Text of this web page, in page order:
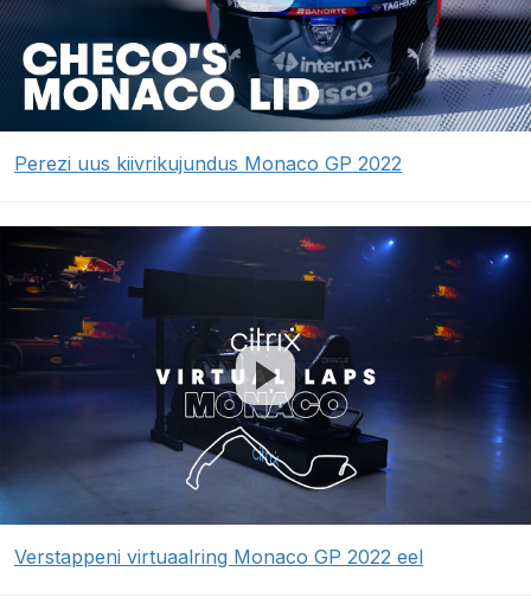
Perezi uus kiivrikujundus Monaco GP 2022
Verstappeni virtuaalring Monaco GP 2022 eel